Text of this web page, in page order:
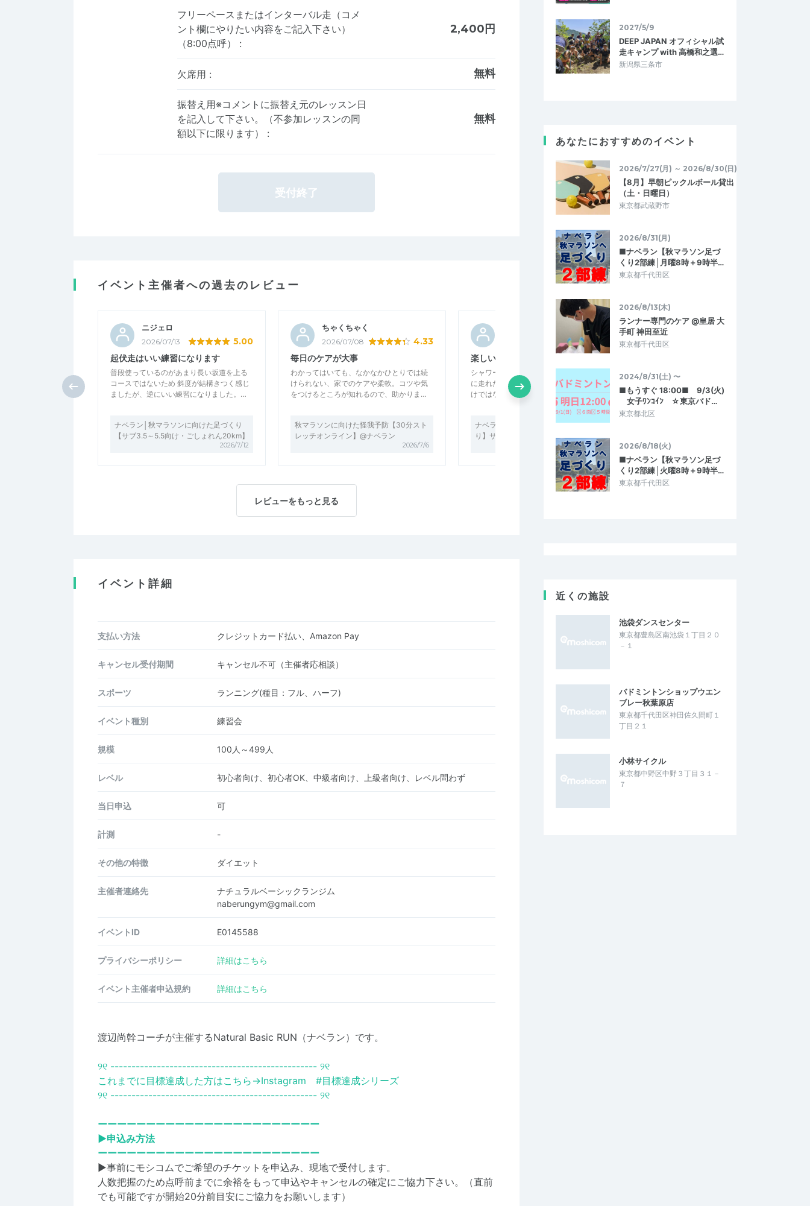
フリーペースまたはインターバル走（コメ
ント欄にやりたい内容をご記入下さい）
（8:00点呼） :
2,400円
欠席用 : 無料
振替え用※コメントに振替え元のレッスン日
を記入して下さい。（不参加レッスンの同
額以下に限ります） :
無料
受付終了
イベント主催者への過去のレビュー
ニジェロ
2026/07/13 5.00
起伏走はいい練習になります
普段使っているのがあまり長い坂道を上る
コースではないため 斜度が結構きつく感じ
ましたが、逆にいい練習になりました。…
ナベラン│秋マラソンに向けた足づくり
【サブ3.5～5.5向け・ごしょれん20km】
2026/7/12
ちゃくちゃく
2026/07/08 4.33
毎日のケアが大事
わかってはいても、なかなかひとりでは続
けられない、家でのケアや柔軟。コツや気
をつけるところが知れるので、助かりま…
秋マラソンに向けた怪我予防【30分スト
レッチオンライン】@ナベラン
2026/7/6
5.00
楽しい練習でした。
シャワーランとなりましたが皆さんと一緒
に走れたので楽しく走れました。楽しいだ
けではなく、赤坂御所は坂もあるのでい…
ナベラン【秋マラソンに向けた足づく
り】サブ3.5～サブ5前後向け│ごしょれ…
2026/6/28
ジーズ
富士登山を控え、低酸素ジムを探していま
した。会員制が多い中、こちらは1回のみの
利用もOK、気軽に気負わず利用申し込み…
レビューをもっと見る
イベント詳細
支払い方法 クレジットカード払い、Amazon Pay
キャンセル受付期間 キャンセル不可（主催者応相談）
スポーツ ランニング(種目：フル、ハーフ)
イベント種別 練習会
規模 100人～499人
レベル 初心者向け、初心者OK、中級者向け、上級者向け、レベル問わず
当日申込 可
計測 -
その他の特徴 ダイエット
主催者連絡先
ナチュラルベーシックランジム
naberungym@gmail.com
イベントID E0145588
プライバシーポリシー 詳細はこちら
イベント主催者申込規約 詳細はこちら
渡辺尚幹コーチが主催するNatural Basic RUN（ナベラン）です。
୨୧ ------------------------------------------------- ୨୧
これまでに目標達成した方はこちら→Instagram #目標達成シリーズ
୨୧ ------------------------------------------------- ୨୧
ーーーーーーーーーーーーーーーーーーーーーーー
▶申込み方法
ーーーーーーーーーーーーーーーーーーーーーーー
▶事前にモシコムでご希望のチケットを申込み、現地で受付します。
人数把握のため点呼前までに余裕をもって申込やキャンセルの確定にご協力下さい。（直前
でも可能ですが開始20分前目安にご協力をお願いします）
2027/5/9
DEEP JAPAN オフィシャル試
走キャンプ with 高橋和之選…
新潟県三条市
あなたにおすすめのイベント
2026/7/27(月) ～ 2026/8/30(日)
【8月】早朝ピックルボール貸出
（土・日曜日）
東京都武蔵野市
2026/8/31(月)
■ナベラン【秋マラソン足づ
くり2部練│月曜8時＋9時半…
東京都千代田区
2026/8/13(木)
ランナー専門のケア @皇居 大
手町 神田至近
東京都千代田区
2024/8/31(土) 〜
■もうすぐ 18:00■ 9/3(火)
女子ﾜﾝｺｲﾝ ☆東京バド…
東京都北区
2026/8/18(火)
■ナベラン【秋マラソン足づ
くり2部練│火曜8時＋9時半…
東京都千代田区
近くの施設
池袋ダンスセンター
東京都豊島区南池袋１丁目２０
－１
バドミントンショップウエン
ブレー秋葉原店
東京都千代田区神田佐久間町１
丁目２１
小林サイクル
東京都中野区中野３丁目３１－
７